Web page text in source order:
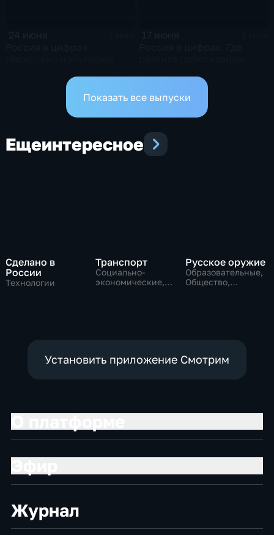
Показать все выпуски
Ещеинтересное
Сделано в
России
Технологии
Транспорт
Социально-
экономические,
Русское оружие
Образовательные,
Общество,
Установить приложение Смотрим
Журнал